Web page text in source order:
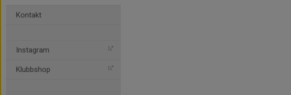
Kontakt
Instagram
Klubbshop